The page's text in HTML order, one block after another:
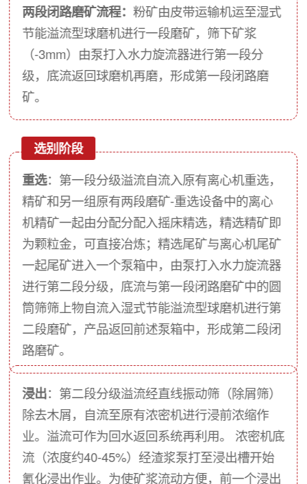
两段闭路磨矿流程：粉矿由皮带运输机运至湿式
节能溢流型球磨机进行一段磨矿，筛下矿浆
（-3mm）由泵打入水力旋流器进行第一段分
级，底流返回球磨机再磨，形成第一段闭路磨
矿。
选别阶段
重选：第一段分级溢流自流入原有离心机重选，
精矿和另一组原有两段磨矿-重选设备中的离心
机精矿一起由分配分配入摇床精选，精选精矿即
为颗粒金，可直接冶炼；精选尾矿与离心机尾矿
一起尾矿进入一个泵箱中，由泵打入水力旋流器
进行第二段分级，底流与第一段闭路磨矿中的圆
筒筛筛上物自流入湿式节能溢流型球磨机进行第
二段磨矿，产品返回前述泵箱中，形成第二段闭
路磨矿。
浸出：第二段分级溢流经直线振动筛（除屑筛）
除去木屑，自流至原有浓密机进行浸前浓缩作
业。溢流可作为回水返回系统再利用。 浓密机底
流（浓度约40-45%）经渣浆泵打至浸出槽开始
氰化浸出作业。为使矿浆流动方便，前一个浸出